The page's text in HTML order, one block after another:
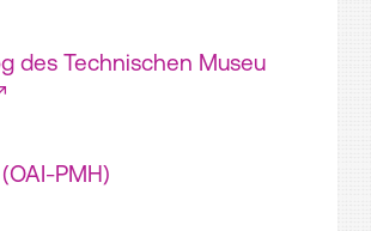
des Technischen Museu
PMH)